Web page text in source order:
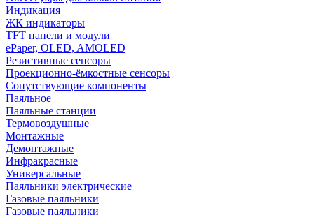
Индикация
ЖК индикаторы
TFT панели и модули
ePaper, OLED, AMOLED
Резистивные сенсоры
Проекционно-ёмкостные сенсоры
Сопутствующие компоненты
Паяльное
Паяльные станции
Термовоздушные
Монтажные
Демонтажные
Инфракрасные
Универсальные
Паяльники электрические
Газовые паяльники
Газовые паяльники